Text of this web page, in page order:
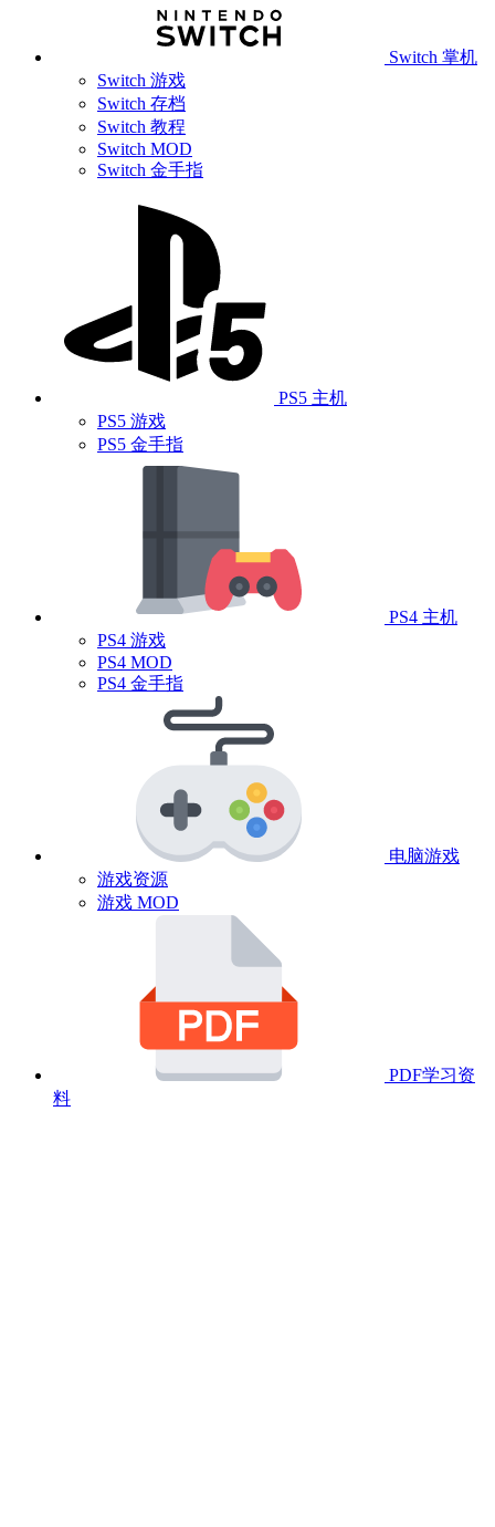
Switch 掌机
Switch 游戏
Switch 存档
Switch 教程
Switch MOD
Switch 金手指
PS5 主机
PS5 游戏
PS5 金手指
PS4 主机
PS4 游戏
PS4 MOD
PS4 金手指
电脑游戏
游戏资源
游戏 MOD
PDF学习资
料